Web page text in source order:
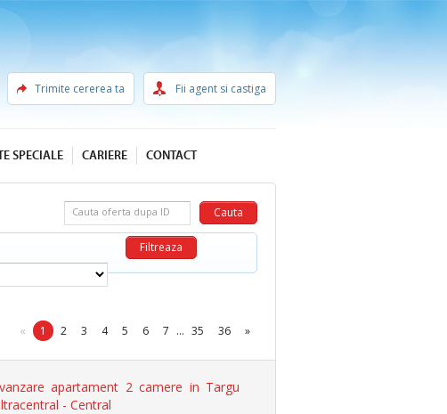
Trimite cererea ta Fii agent si castiga
SPECIALE CARIERE CONTACT
«
1 2 3 4 5 6 7 ... 35 36 »
Cauta oferta dupa ID
apartament 2 camere in Targu
- Central